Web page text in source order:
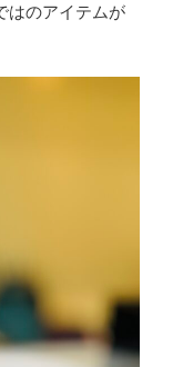
はのアイテムが